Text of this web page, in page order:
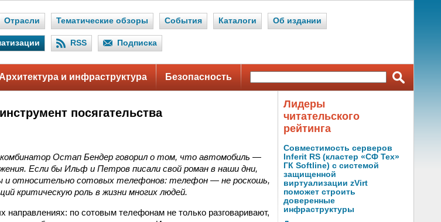
Отрасли Тематические обзоры События Каталоги Об издании
RSS Подписка
Архитектура и инфраструктура Безопасность
посягательства
комбинатор Остап Бендер говорил о том, что автомобиль —
Если бы Ильф и Петров писали свой роман в наши дни,
и относительно сотовых телефонов: телефон — не роскошь,
критическую роль в жизни многих людей.
по сотовым телефонам не только разговаривают,
Лидеры
читательского
рейтинга
Совместимость серверов
Inferit RS (кластер «СФ Тех»
ГК Softline) с системой
защищенной
виртуализации zVirt
поможет строить
доверенные
инфраструктуры